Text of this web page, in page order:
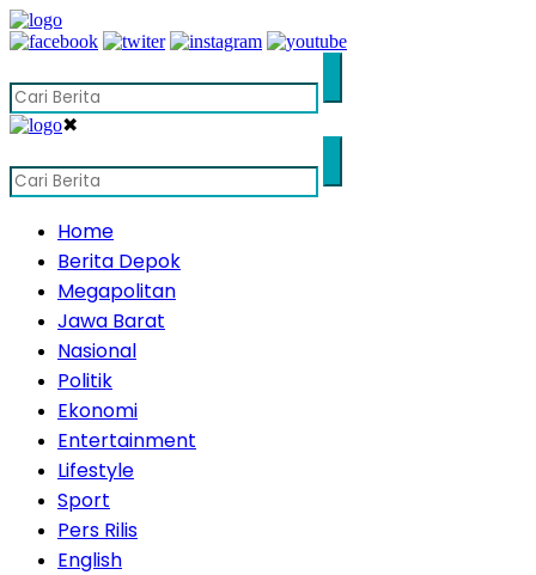
✖
Home
Berita Depok
Megapolitan
Jawa Barat
Nasional
Politik
Ekonomi
Entertainment
Lifestyle
Sport
Pers Rilis
English